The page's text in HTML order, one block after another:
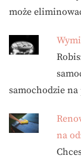
może
samochodzie
na